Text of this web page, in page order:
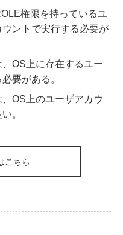
権限を持っているユ
ントで実行する必要が
OS上に存在するユー
要がある。
OS上のユーザアカウ
。
こちら